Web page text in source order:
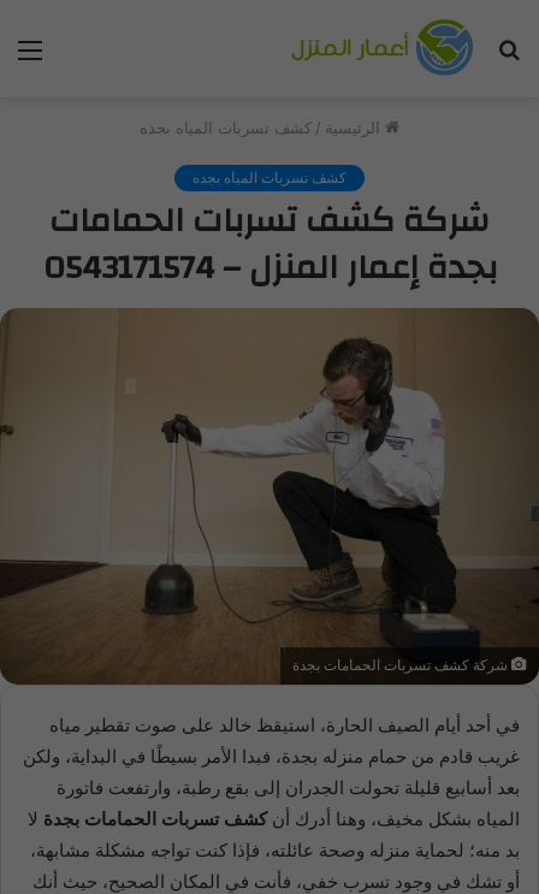
بحث
الرئيسية / كشف تسربات المياه بجده
كشف تسربات المياه بجده
شركة كشف تسربات الحمامات
بجدة إعمار المنزل – 0543171574
شركة كشف تسربات الحمامات بجدة
في أحد أيام الصيف الحارة، استيقظ خالد على صوت تقطير مياه
غريب قادم من حمام منزله بجدة، فبدا الأمر بسيطًا في البداية، ولكن
بعد أسابيع قليلة تحولت الجدران إلى بقع رطبة، وارتفعت فاتورة
المياه بشكل مخيف، وهنا أدرك أنكشف تسربات الحمامات بجدة لا
بد منه؛ لحماية منزله وصحة عائلته، فإذا كنت تواجه مشكلة مشابهة،
أو تشك في وجود تسرب خفي، فأنت في المكان الصحيح، حيث أنك